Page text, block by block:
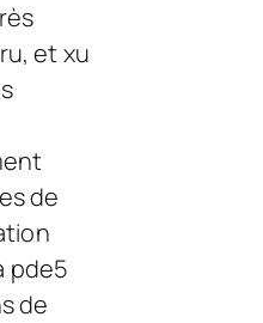
et xu
de
pde5
de